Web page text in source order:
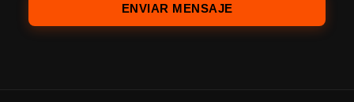
ENVIAR MENSAJE